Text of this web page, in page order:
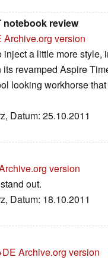
notebook review
Archive.org version
a little more style,
revamped Aspire
looking workhorse
Datum: 25.10.2011
version
out.
Datum: 18.10.2011
Archive.org version